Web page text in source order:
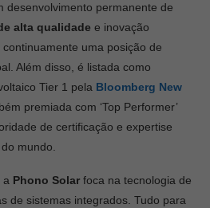
desenvolvimento permanente de
alta qualidade e inovação
uma posição de
Além disso, é listada como
Tier 1 pela Bloomberg New
premiada com ‘Top Performer’
de certificação e expertise
mundo.
a Phono Solar foca na tecnologia de
de sistemas integrados. Tudo para